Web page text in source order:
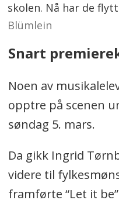
skolen. Nå har de
Blümlein
Snart
Noen av
opptre på scenen
søndag 5. mars.
Da gikk Ingrid
videre til
framførte “Let it